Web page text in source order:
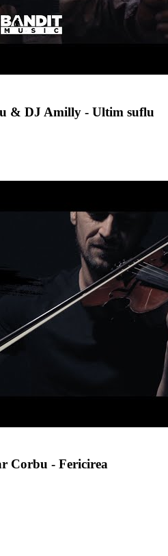
& DJ Amilly - Ultim suflu
Corbu - Fericirea